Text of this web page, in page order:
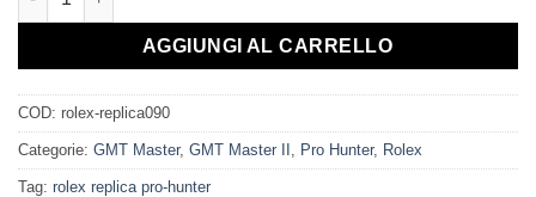
AGGIUNGI AL CARRELLO
COD: rolex-replica090
Categorie: GMT Master, GMT Master II Pro Hunter, Rolex
Tag: rolex replica pro-hunter